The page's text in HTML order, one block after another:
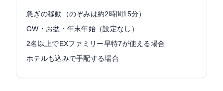
急ぎの移動（のぞみは約2時間15分）
GW・お盆・年末年始（設定なし）
2名以上でEXファミリー早特7が使える場合
ホテルも込みで手配する場合